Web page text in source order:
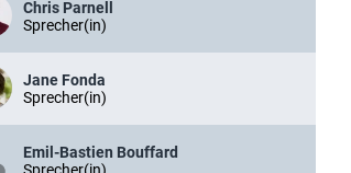
Chris Parnell
Sprecher(in)
Jane Fonda
Sprecher(in)
Emil-Bastien Bouffard